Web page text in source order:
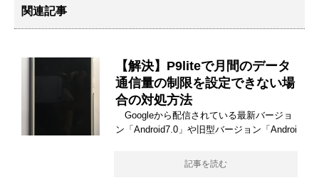
関連記事
【解決】P9liteで月間のデータ
通信量の制限を設定できない場
合の対処方法
Googleから配信されている最新バージョ
ン「Android7.0」や旧型バージョン「Androi
記事を読む